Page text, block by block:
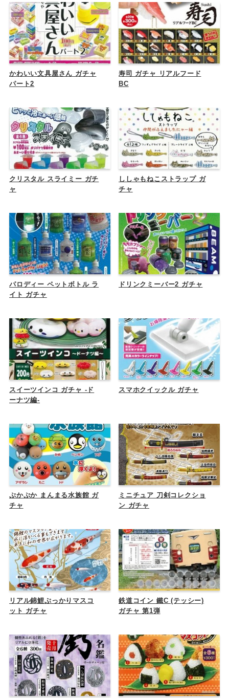
かわいい文具屋さん ガチャ
パート2
寿司 ガチャ リアルフード
BC
クリスタル スライミー ガチ
ャ
ししゃもねこストラップ ガ
チャ
パロディー ペットボトル ラ
イト ガチャ
ドリンクミーバー2 ガチャ
スイーツインコ ガチャ -ド
ーナツ編-
スマホクイックル ガチャ
ぷかぷか まんまる水族館 ガ
チャ
ミニチュア 刀剣コレクショ
ン ガチャ
リアル錦鯉ぷっかりマスコ
ット ガチャ
鉄道コイン 鐵C (テッシー)
ガチャ 第1弾